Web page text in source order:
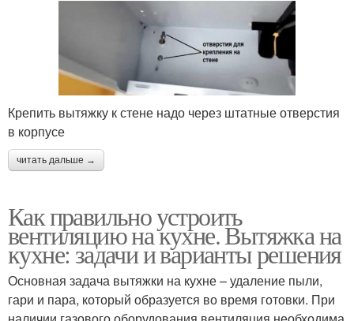
Крепить вытяжку к стене надо через штатные отверстия
в корпусе
читать дальше →
Как правильно устроить
вентиляцию на кухне. Вытяжка на
кухне: задачи и варианты решения
Основная задача вытяжки на кухне – удаление пыли,
гари и пара, который образуется во время готовки. При